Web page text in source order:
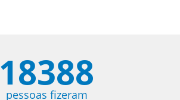
18388
pessoas fizeram